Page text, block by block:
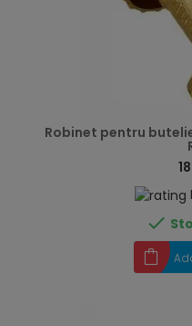
Robinet pentru
